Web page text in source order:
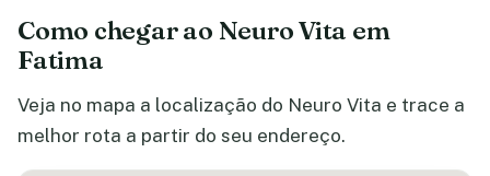
Como chegar ao Neuro Vita em
Fatima
Veja no mapa a localização do Neuro Vita e trace a
melhor rota a partir do seu endereço.